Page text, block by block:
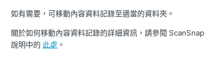
如有需要，可移動內容資料記錄至適當的資料夾。
關於如何移動內容資料記錄的詳細資訊，請參閱 ScanSnap
說明中的 此處 。